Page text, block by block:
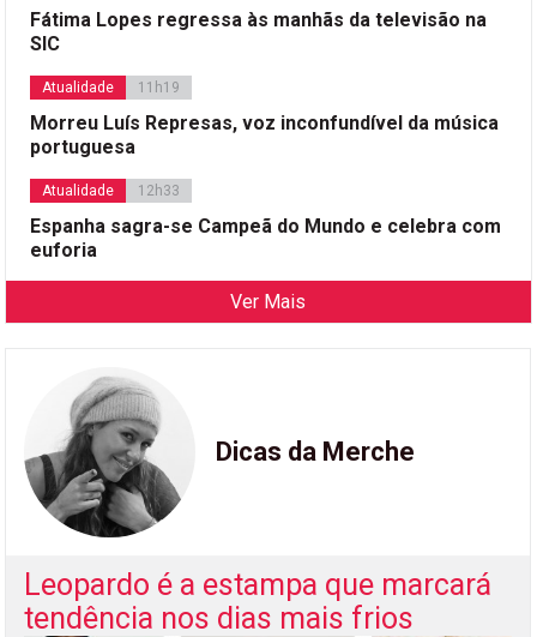
Fátima Lopes regressa às manhãs da televisão na
SIC
Atualidade 11h19
Morreu Luís Represas, voz inconfundível da música
portuguesa
Atualidade 12h33
Espanha sagra-se Campeã do Mundo e celebra com
euforia
Ver Mais
Dicas da Merche
Leopardo é a estampa que marcará
tendência nos dias mais frios